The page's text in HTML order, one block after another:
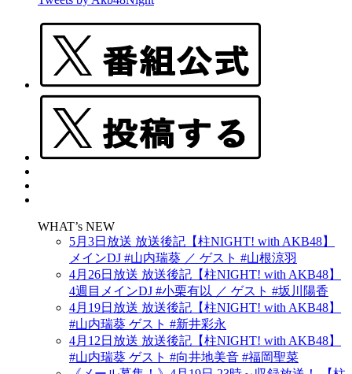
WHAT’s NEW
5月3日放送 放送後記【柱NIGHT! with AKB48】
メインDJ #山内瑞葵 ／ ゲスト #山根涼羽
4月26日放送 放送後記【柱NIGHT! with AKB48】
4週目メインDJ #小栗有以 ／ ゲスト #坂川陽香
4月19日放送 放送後記【柱NIGHT! with AKB48】
#山内瑞葵 ゲスト #新井彩永
4月12日放送 放送後記【柱NIGHT! with AKB48】
#山内瑞葵 ゲスト #向井地美音 #福岡聖菜